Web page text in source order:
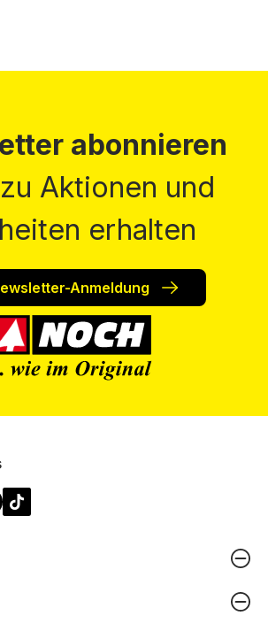
abonnieren
Aktionen und
erhalten
Anmeldung